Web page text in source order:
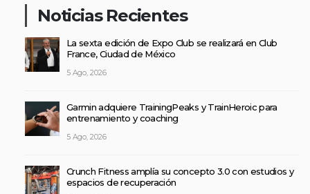
Noticias Recientes
La sexta edición de Expo Club se realizará en Club
France, Ciudad de México
5 Ago, 2026
Garmin adquiere TrainingPeaks y TrainHeroic para
entrenamiento y coaching
5 Ago, 2026
Crunch Fitness amplía su concepto 3.0 con estudios y
espacios de recuperación